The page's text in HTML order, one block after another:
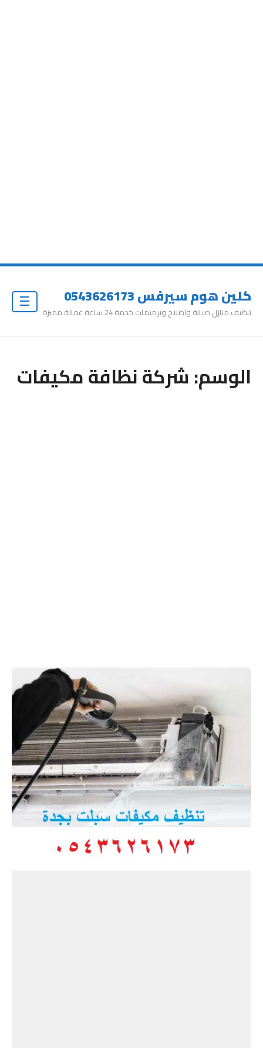
كلين هوم سيرفس 0543626173
تنظيف منازل صيانة واصلاح وترميمات خدمة 24 ساعة عمالة مميزة
الوسم:شركة نظافة مكيفات